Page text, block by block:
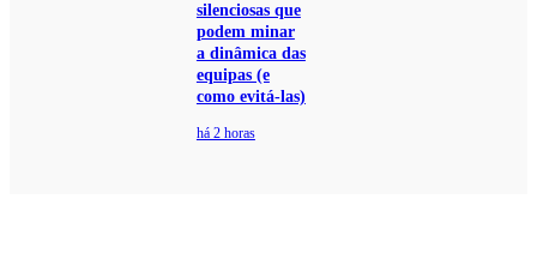
silenciosas que
podem minar
a dinâmica das
equipas (e
como evitá-las)
há 2 horas